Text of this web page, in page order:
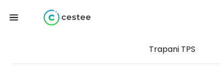
Trapani TPS